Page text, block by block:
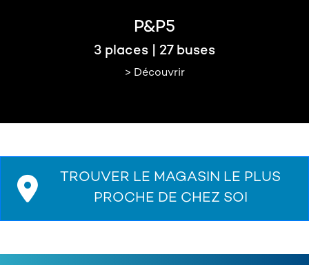
P&P5
3 places | 27 buses
> Découvrir
TROUVER LE MAGASIN LE PLUS
PROCHE DE CHEZ SOI